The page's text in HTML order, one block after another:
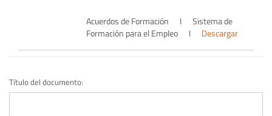
Acuerdos de Formación I
Sistema de
Formación para el Empleo
I Descargar
Título del documento: